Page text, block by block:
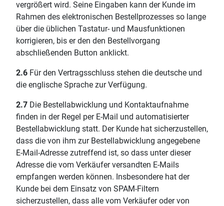
vergrößert wird. Seine Eingaben kann der Kunde im
Rahmen des elektronischen Bestellprozesses so lange
über die üblichen Tastatur- und Mausfunktionen
korrigieren, bis er den den Bestellvorgang
abschließenden Button anklickt.
2.6 Für den Vertragsschluss stehen die deutsche und
die englische Sprache zur Verfügung.
2.7 Die Bestellabwicklung und Kontaktaufnahme
finden in der Regel per E-Mail und automatisierter
Bestellabwicklung statt. Der Kunde hat sicherzustellen,
dass die von ihm zur Bestellabwicklung angegebene
E-Mail-Adresse zutreffend ist, so dass unter dieser
Adresse die vom Verkäufer versandten E-Mails
empfangen werden können. Insbesondere hat der
Kunde bei dem Einsatz von SPAM-Filtern
sicherzustellen, dass alle vom Verkäufer oder von